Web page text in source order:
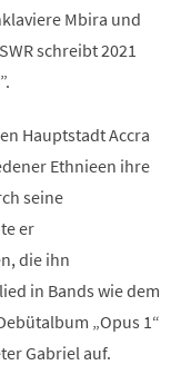
Mbira und
schreibt 2021
Hauptstadt Accra
Ethnieen ihre
seine
er
die ihn
in Bands wie dem
„Opus 1“
Gabriel auf.